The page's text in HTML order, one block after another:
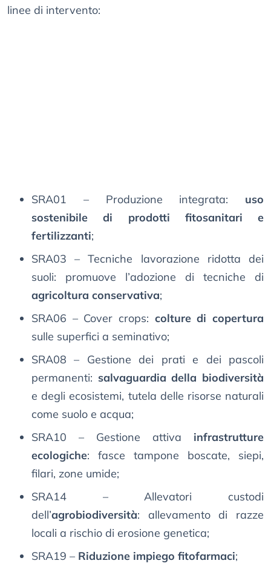
linee di intervento:
SRA01 – Produzione integrata: uso
sostenibile di prodotti fitosanitari e
fertilizzanti;
SRA03 – Tecniche lavorazione ridotta dei
suoli: promuove l’adozione di tecniche di
agricoltura conservativa;
SRA06 – Cover crops: colture di copertura
sulle superfici a seminativo;
SRA08 – Gestione dei prati e dei pascoli
permanenti: salvaguardia della biodiversità
e degli ecosistemi, tutela delle risorse naturali
come suolo e acqua;
SRA10 – Gestione attiva infrastrutture
ecologiche: fasce tampone boscate, siepi,
filari, zone umide;
SRA14 – Allevatori custodi
dell’agrobiodiversità: allevamento di razze
locali a rischio di erosione genetica;
SRA19 – Riduzione impiego fitofarmaci;